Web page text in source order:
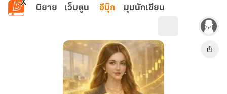
ข้ามไปยังเนื้อหาหลัก
นิยาย เว็บตูน อีบุ๊ก มุมนักเขียน